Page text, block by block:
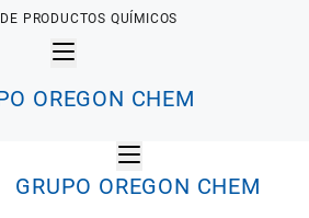
PRODUCTOS QUÍMICOS
OREGON CHEM
GRUPO OREGON CHEM